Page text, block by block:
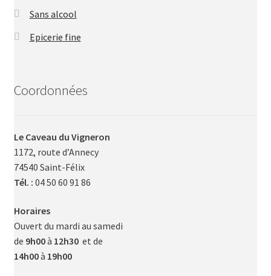
Sans alcool
Epicerie fine
Coordonnées
Le Caveau du Vigneron
1172, route d’Annecy
74540 Saint-Félix
Tél. : 04 50 60 91 86
Horaires
Ouvert du mardi au samedi
de 9h00à 12h30 et de
14h00à 19h00